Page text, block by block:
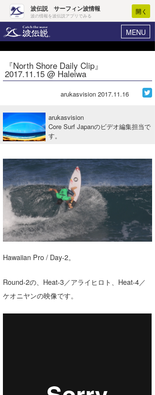
波伝説 サーフィン波情報
波の情報を波伝説アプリでみる
開く
MENU
ヘルプ マイホーム
ログイン
波情報･概況
WAVE HUNTER 波予想ツール
ニュース
サーフィンエリアガイド
会員メニュー
今月のプレゼント
『North Shore Daily Clip』
2017.11.15 @ Haleiwa
arukasvision 2017.11.16
arukasvision
Core Surf Japanのビデオ編集担当で
す。
Hawaiian Pro / Day-2。
Round-2の、Heat-3／アライヒロト、Heat-4／
ケオニヤンの映像です。
Core Surf Japan
アート＆エンタメ
トラベル
ショップ情報
ショップ情報
湘南
千葉北
千葉南
ウラナミ
お知らせ
ルール＆How to
VOTE!